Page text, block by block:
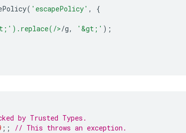
( 'escapePolicy' ,
{
>/g, '&gt;' );
by Trusted Types.
;; // This throws an exception.